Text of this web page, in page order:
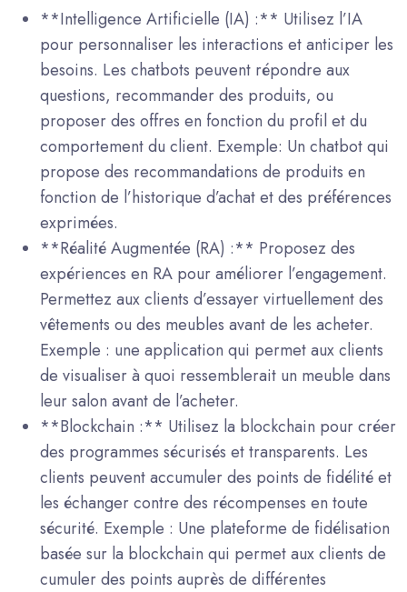
**Intelligence Artificielle (IA) :** Utilisez l’IA
pour personnaliser les interactions et anticiper les
besoins. Les chatbots peuvent répondre aux
questions, recommander des produits, ou
proposer des offres en fonction du profil et du
comportement du client. Exemple: Un chatbot qui
propose des recommandations de produits en
fonction de l’historique d’achat et des préférences
exprimées.
**Réalité Augmentée (RA) :** Proposez des
expériences en RA pour améliorer l’engagement.
Permettez aux clients d’essayer virtuellement des
vêtements ou des meubles avant de les acheter.
Exemple : une application qui permet aux clients
de visualiser à quoi ressemblerait un meuble dans
leur salon avant de l’acheter.
**Blockchain :** Utilisez la blockchain pour créer
des programmes sécurisés et transparents. Les
clients peuvent accumuler des points de fidélité et
les échanger contre des récompenses en toute
sécurité. Exemple : Une plateforme de fidélisation
basée sur la blockchain qui permet aux clients de
cumuler des points auprès de différentes